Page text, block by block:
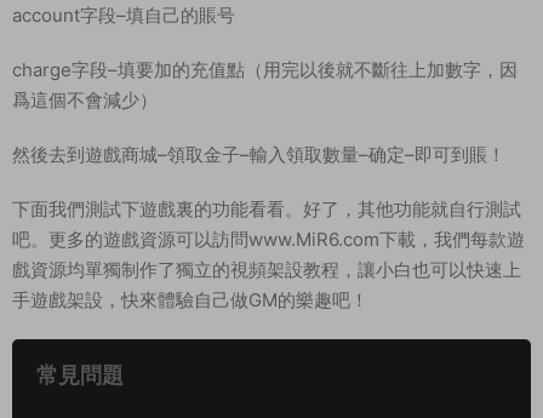
account字段–填自己的賬号
charge字段–填要加的充值點（用完以後就不斷往上加數字，因
爲這個不會減少）
然後去到遊戲商城–領取金子–輸入領取數量–确定–即可到賬！
下面我們測試下遊戲裏的功能看看。好了，其他功能就自行測試
吧。更多的遊戲資源可以訪問www.MiR6.com下載，我們每款遊
戲資源均單獨制作了獨立的視頻架設教程，讓小白也可以快速上
手遊戲架設，快來體驗自己做GM的樂趣吧！
常見問題